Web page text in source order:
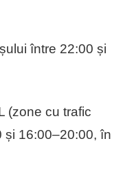
între 22:00 și
(zone cu trafic
și 16:00–20:00, în